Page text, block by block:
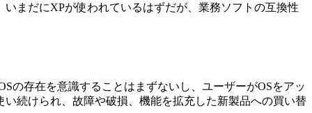
まだにXPが使われているはずだが、業務ソフトの互換性
存在を意識することはまずないし、ユーザーがOSをアッ
続けられ、故障や破損、機能を拡充した新製品への買い替